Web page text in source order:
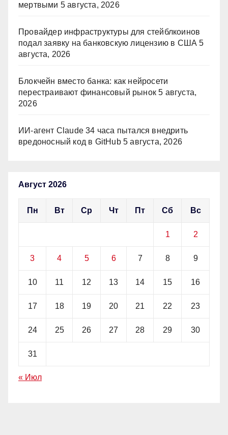
мертвыми 5 августа, 2026
Провайдер инфраструктуры для стейблкоинов
подал заявку на банковскую лицензию в США 5
августа, 2026
Блокчейн вместо банка: как нейросети
перестраивают финансовый рынок 5 августа,
2026
ИИ-агент Claude 34 часа пытался внедрить
вредоносный код в GitHub 5 августа, 2026
Август 2026
Пн Вт Ср Чт Пт Сб Вс
1 2
3 4 5 6 7 8 9
10 11 12 13 14 15 16
17 18 19 20 21 22 23
24 25 26 27 28 29 30
31
« Июл